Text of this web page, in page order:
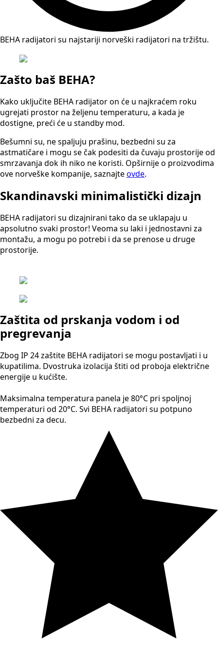
BEHA radijatori su najstariji norveški radijatori na tržištu.
Zašto baš BEHA?
Kako uključite BEHA radijator on će u najkraćem roku
ugrejati prostor na željenu temperaturu, a kada je
dostigne, preći će u standby mod.
Bešumni su, ne spaljuju prašinu, bezbedni su za
astmatičare i mogu se čak podesiti da čuvaju prostorije od
smrzavanja dok ih niko ne koristi. Opširnije o proizvodima
ove norveške kompanije, saznajteovde.
Skandinavski minimalistički dizajn
BEHA radijatori su dizajnirani tako da se uklapaju u
apsolutno svaki prostor! Veoma su laki i jednostavni za
montažu, a mogu po potrebi i da se prenose u druge
prostorije.
Zaštita od prskanja vodom i od
pregrevanja
Zbog IP 24 zaštite BEHA radijatori se mogu postavljati i u
kupatilima. Dvostruka izolacija štiti od proboja električne
energije u kućište.
Maksimalna temperatura panela je 80°C pri spoljnoj
temperaturi od 20°C. Svi BEHA radijatori su potpuno
bezbedni za decu.